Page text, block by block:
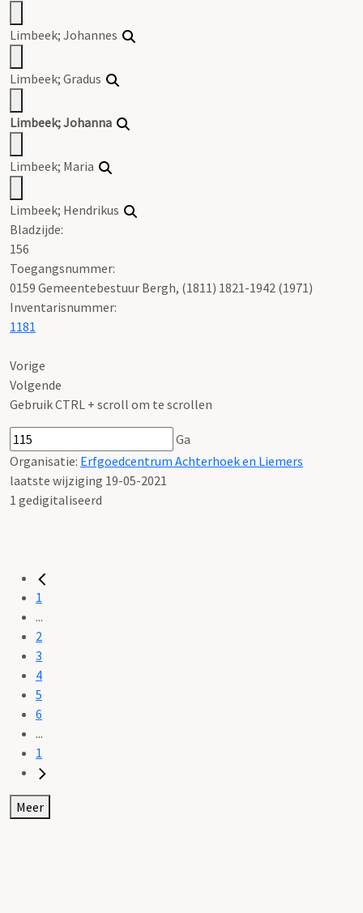
Limbeek; Johannes
Limbeek; Gradus
Limbeek; Johanna
Limbeek; Maria
Limbeek; Hendrikus
Bladzijde:
156
Toegangsnummer:
0159 Gemeentebestuur Bergh, (1811) 1821-1942 (1971)
Inventarisnummer:
1181
Vorige
Volgende
Gebruik CTRL + scroll om te scrollen
Ga
Organisatie: Erfgoedcentrum Achterhoek en Liemers
laatste wijziging 19-05-2021
1 gedigitaliseerd
1
...
2
3
4
5
6
...
1
Meer